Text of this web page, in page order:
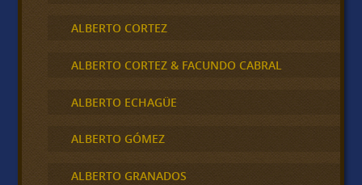
ALBERTO CORTEZ
ALBERTO CORTEZ & FACUNDO CABRAL
ALBERTO ECHAGÜE
ALBERTO GÓMEZ
ALBERTO GRANADOS